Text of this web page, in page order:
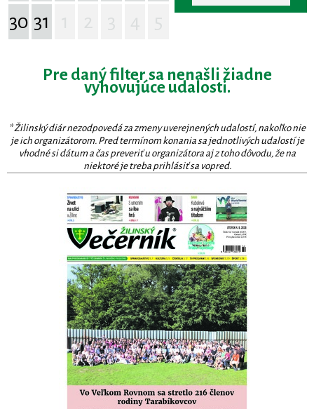
30 31
Pre daný filter sa nenašli žiadne
vyhovujúce udalosti.
* Žilinský diár nezodpovedá za zmeny uverejnených udalostí, nakoľko nie
je ich organizátorom. Pred termínom konania sa jednotlivých udalostí je
vhodné si dátum a čas preveriť u organizátora aj z toho dôvodu, že na
niektoré je treba prihlásiť sa vopred.